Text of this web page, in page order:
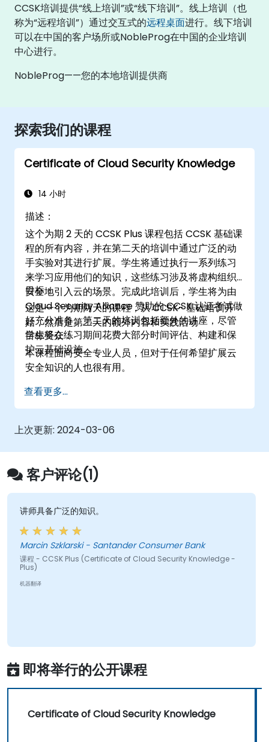
CCSK培训提供“线上培训”或“线下培训”。线上培训（也
称为“远程培训”）通过交互式的远程桌面进行。线下培训
可以在中国的客户场所或NobleProg在中国的企业培训
中心进行。
NobleProg——您的本地培训提供商
探索我们的课程
Certificate of Cloud Security Knowledge
14 小时
描述：
这个为期 2 天的 CCSK Plus 课程包括 CCSK 基础课
程的所有内容，并在第二天的培训中通过广泛的动
手实验对其进行扩展。学生将通过执行一系列练习
来学习应用他们的知识，这些练习涉及将虚构组织
安全地引入云的场景。完成此培训后，学生将为由
Cloud Security Alliance 赞助的 CCSK 认证考试做
好充分准备。第二天的培训包括额外的讲座，尽管
学生将在练习期间花费大部分时间评估、构建和保
护云基础设施。
目标：
这是一个为期两天的课程，从 CCSK- 基础培训开
始，然后是第二天的额外内容和实践活动
目标受众：
本课程面向安全专业人员，但对于任何希望扩展云
安全知识的人也很有用。
查看更多...
上次更新: 2024-03-06
客户评论(1)
讲师具备广泛的知识。
Marcin Szklarski - Santander Consumer Bank
课程 - CCSK Plus (Certificate of Cloud Security Knowledge -
Plus)
机器翻译
即将举行的公开课程
Certificate of Cloud Security Knowledge